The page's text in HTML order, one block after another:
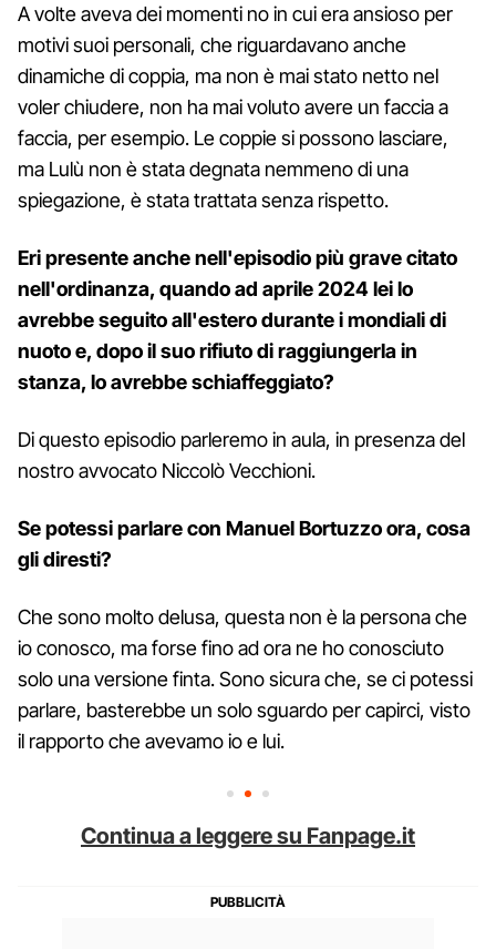
A volte aveva dei momenti no in cui era ansioso per
motivi suoi personali, che riguardavano anche
dinamiche di coppia, ma non è mai stato netto nel
voler chiudere, non ha mai voluto avere un faccia a
faccia, per esempio. Le coppie si possono lasciare,
ma Lulù non è stata degnata nemmeno di una
spiegazione, è stata trattata senza rispetto.
Eri presente anche nell'episodio più grave citato
nell'ordinanza, quando ad aprile 2024 lei lo
avrebbe seguito all'estero durante i mondiali di
nuoto e, dopo il suo rifiuto di raggiungerla in
stanza, lo avrebbe schiaffeggiato?
Di questo episodio parleremo in aula, in presenza del
nostro avvocato Niccolò Vecchioni.
Se potessi parlare con Manuel Bortuzzo ora, cosa
gli diresti?
Che sono molto delusa, questa non è la persona che
io conosco, ma forse fino ad ora ne ho conosciuto
solo una versione finta. Sono sicura che, se ci potessi
parlare, basterebbe un solo sguardo per capirci, visto
il rapporto che avevamo io e lui.
Continua a leggere su Fanpage.it